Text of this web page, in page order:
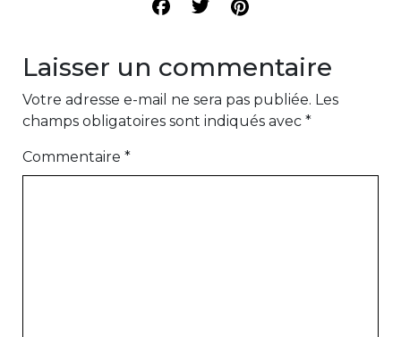
Laisser un commentaire
Votre adresse e-mail ne sera pas publiée. Les
champs obligatoires sont indiqués avec *
Commentaire *